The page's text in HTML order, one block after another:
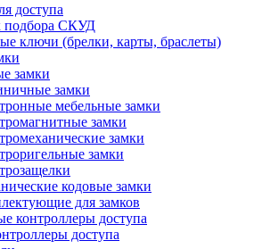
доступа
СКУД
ключи (брелки, карты, браслеты)
замки
замки
мебельные замки
замки
замки
замки
кодовые замки
для замков
контроллеры доступа
доступа